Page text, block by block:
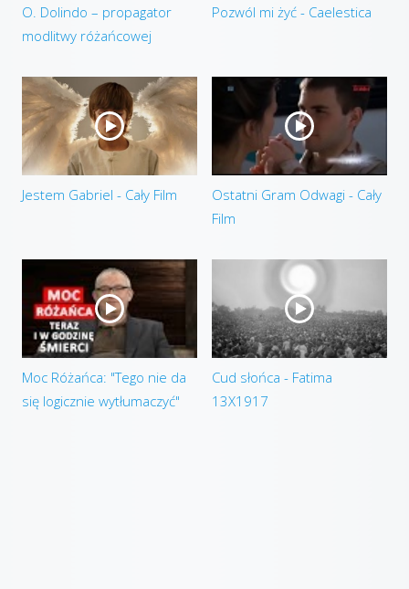
O. Dolindo – propagator
modlitwy różańcowej
Pozwól mi żyć - Caelestica
Jestem Gabriel - Cały Film
Ostatni Gram Odwagi - Cały
Film
Moc Różańca: "Tego nie da
się logicznie wytłumaczyć"
Cud słońca - Fatima
13X1917